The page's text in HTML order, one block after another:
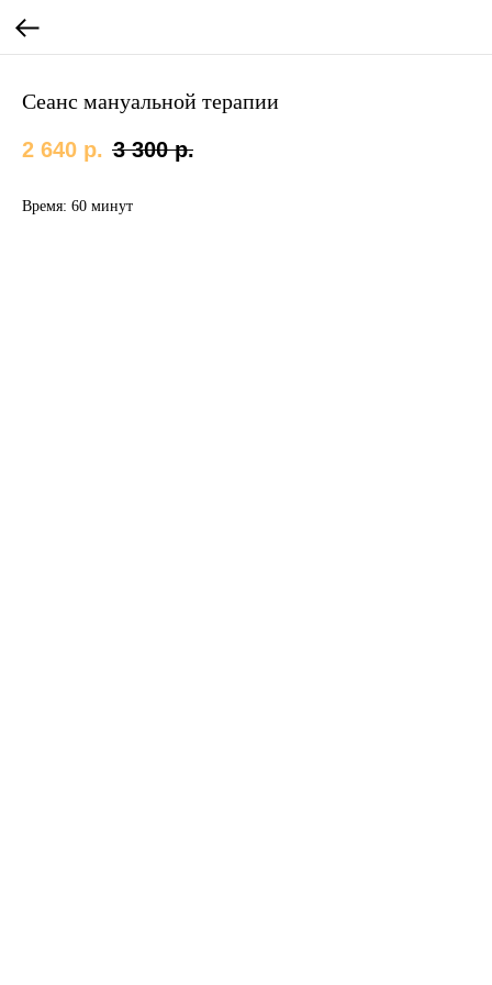
Сеанс мануальной терапии
2 640 р. 3 300 р.
Время: 60 минут